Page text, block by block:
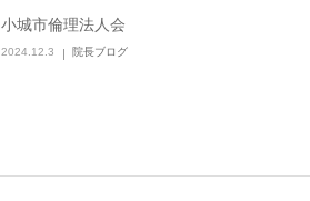
小城市倫理法人会
2024.12.3 院長ブログ